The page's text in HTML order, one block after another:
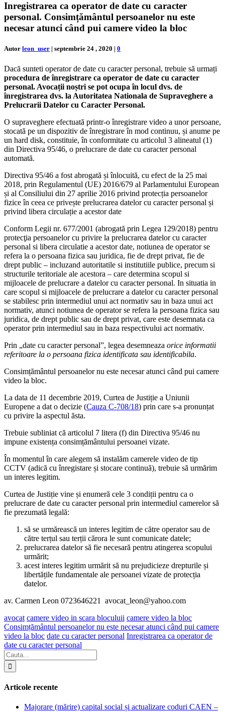
Inregistrarea ca operator de date cu caracter
personal. Consimțământul persoanelor nu este
necesar atunci când pui camere video la bloc
Autor leon_user | septembrie 24 , 2020 | 0
Dacă sunteti operator de date cu caracter personal, trebuie să urmați
procedura de înregistrare ca operator de date cu caracter
personal. Avocații noștri se pot ocupa în locul dvs. de
înregistrarea dvs. la Autoritatea Nationala de Supraveghere a
Prelucrarii Datelor cu Caracter Personal.
O supraveghere efectuată printr‑o înregistrare video a unor persoane,
stocată pe un dispozitiv de înregistrare în mod continuu, și anume pe
un hard disk, constituie, în conformitate cu articolul 3 alineatul (1)
din Directiva 95/46, o prelucrare de date cu caracter personal
automată.
Directiva 95/46 a fost abrogată și înlocuită, cu efect de la 25 mai
2018, prin Regulamentul (UE) 2016/679 al Parlamentului European
și al Consiliului din 27 aprilie 2016 privind protecția persoanelor
fizice în ceea ce privește prelucrarea datelor cu caracter personal și
privind libera circulație a acestor date
Conform Legii nr. 677/2001 (abrogată prin Legea 129/2018) pentru
protecţia persoanelor cu privire la prelucrarea datelor cu caracter
personal si libera circulatie a acestor date, notiunea de operator se
refera la o persoana fizica sau juridica, fie de drept privat, fie de
drept public – incluzand autoritatile si institutiile publice, precum si
structurile teritoriale ale acestora – care determina scopul si
mijloacele de prelucrare a datelor cu caracter personal. In situatia in
care scopul si mijloacele de prelucrare a datelor cu caracter personal
se stabilesc prin intermediul unui act normativ sau in baza unui act
normativ, atunci notiunea de operator se refera la persoana fizica sau
juridica, de drept public sau de drept privat, care este desemnata ca
operator prin intermediul sau in baza respectivului act normativ.
Prin „date cu caracter personal”, legea desemneaza orice informatii
referitoare la o persoana fizica identificata sau identificabila.
Consimțământul persoanelor nu este necesar atunci când pui camere
video la bloc.
La data de 11 decembrie 2019, Curtea de Justiție a Uniunii
Europene a dat o decizie (Cauza C‑708/18) prin care s-a pronunțat
cu privire la aspectul ăsta.
Trebuie subliniat că articolul 7 litera (f) din Directiva 95/46 nu
impune existența consimțământului persoanei vizate.
În momentul în care alegem să instalăm camerele video de tip
CCTV (adică cu înregistare și stocare continuă), trebuie să urmărim
un interes legitim.
Curtea de Justiție vine și enumeră cele 3 condiții pentru ca o
prelucrare de date cu caracter personal prin intermediul camerelor să
fie prezumată legală:
să se urmărească un interes legitim de către operator sau de
către terțul sau terții cărora le sunt comunicate datele;
prelucrarea datelor să fie necesară pentru atingerea scopului
urmărit;
acest interes legitim urmărit să nu prejudicieze drepturile și
libertățile fundamentale ale persoanei vizate de protecția
datelor.
av. Carmen Leon 0723646221 avocat_leon@yahoo.com
avocat camere video in scara bloculuii camere video la bloc
Consimțământul persoanelor nu este necesar atunci când pui camere
video la bloc date cu caracter personal Inregistrarea ca operator de
date cu caracter personal
Articole recente
Majorare (mărire) capital social și actualizare coduri CAEN –